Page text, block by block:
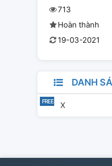
713
Hoàn thành
19-03-2021
DANH
X